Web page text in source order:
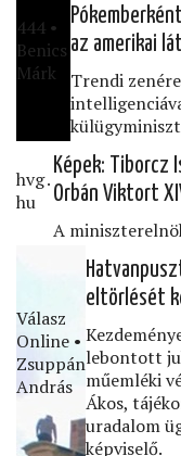
444 •
Benics
Márk
az amerikai
Trendi
hvg․
hu
Képek: Tiborcz
Orbán Viktort
A
Válasz
Online •
Zsuppán
András
eltörlését
lebontott
műemléki
Ákos,
uradalom
képviselő.